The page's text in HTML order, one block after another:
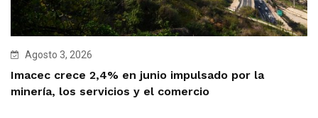
Agosto 3, 2026
Imacec crece 2,4% en junio impulsado por la
minería, los servicios y el comercio